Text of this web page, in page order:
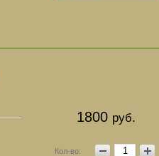
1800 руб.
Кол-во: